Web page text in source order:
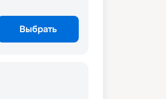
Выбрать